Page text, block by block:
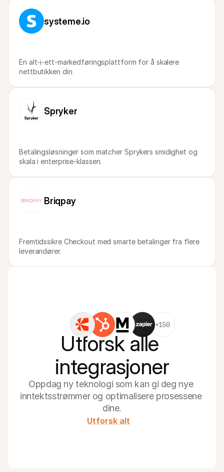
systeme.io
En alt-i-ett-markedføringsplattform for å skalere
nettbutikken din
Spryker
Betalingsløsninger som matcher Sprykers smidighet og
skala i enterprise-klassen.
Briqpay
Fremtidssikre Checkout med smarte betalinger fra flere
leverandører.
+150
Utforsk alle
integrasjoner
Oppdag ny teknologi som kan gi deg nye
inntektsstrømmer og optimalisere prosessene
dine.
Utforsk alt
Finn ut hvorfor Mollie vises på kontoutskriften din
For Mollie-kunder
Ta kontakt med vårt kundestøtteteam